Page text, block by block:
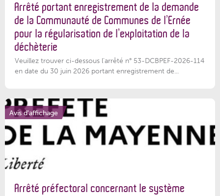
Arrêté portant enregistrement de la demande
de la Communauté de Communes de l’Ernée
pour la régularisation de l’exploitation de la
déchèterie
Veuillez trouver ci-dessous l'arrêté n° 53-DCBPEF-2026-114
en date du 30 juin 2026 portant enregistrement de...
Avis d'affichage
Arrêté préfectoral concernant le système